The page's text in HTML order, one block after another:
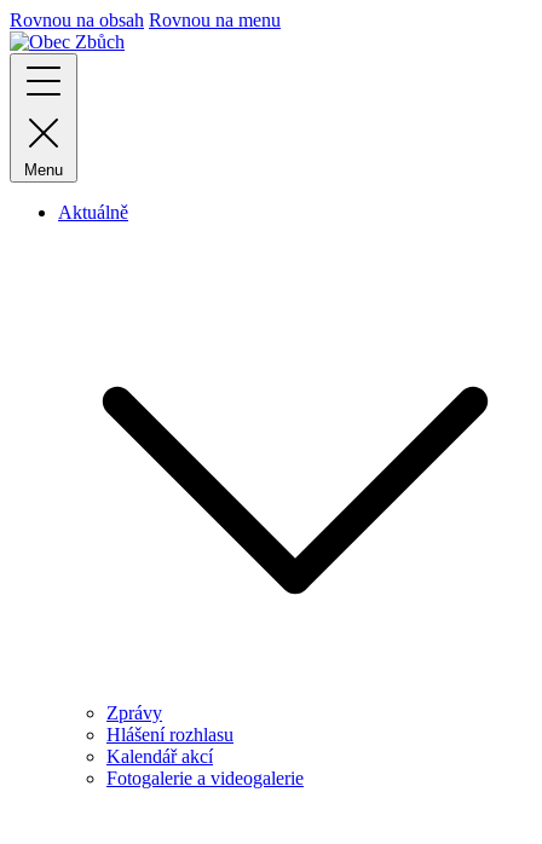
Rovnou na obsah Rovnou na menu
Menu
Aktuálně
Zprávy
Hlášení rozhlasu
Kalendář akcí
Fotogalerie a videogalerie